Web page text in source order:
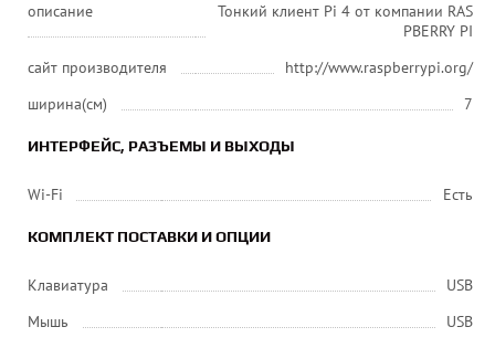
описание
Тонкий клиент Pi 4 от компании RAS
PBERRY PI
сайт производителя
http://www.raspberrypi.org/
ширина(см)
7
ИНТЕРФЕЙС, РАЗЪЕМЫ И ВЫХОДЫ
Wi-Fi Есть
КОМПЛЕКТ ПОСТАВКИ И ОПЦИИ
Клавиатура
USB
Мышь
USB